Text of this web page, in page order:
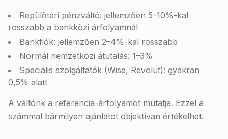
Repülőtéri pénzváltó: jellemzően 5–10%-kal
rosszabb a bankközi árfolyamnál
Bankfiók: jellemzően 2–4%-kal rosszabb
Normál nemzetközi átutalás: 1–3%
Speciális szolgáltatók (Wise, Revolut): gyakran
0,5% alatt
A váltónk a referencia-árfolyamot mutatja. Ezzel a
számmal bármilyen ajánlatot objektívan értékelhet.